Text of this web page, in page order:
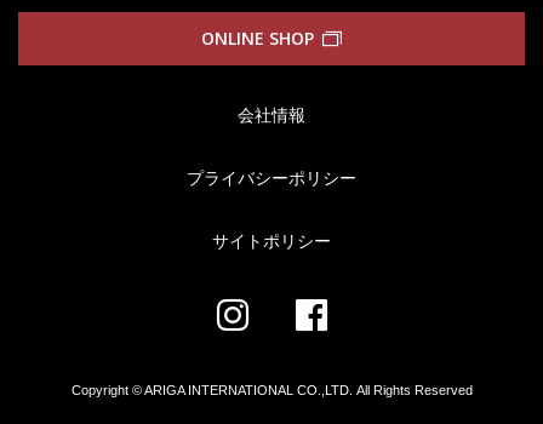
ONLINE SHOP
会社情報
プライバシーポリシー
サイトポリシー
Copyright © ARIGA INTERNATIONAL CO.,LTD. All Rights Reserved